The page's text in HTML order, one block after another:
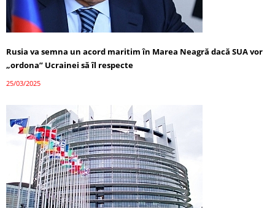
Rusia va semna un acord maritim în Marea Neagră dacă SUA vor
„ordona” Ucrainei să îl respecte
25/03/2025